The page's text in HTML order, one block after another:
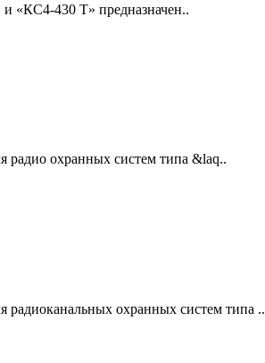
«КС4-430 Т» предназначен..
радио охранных систем типа &laq..
радиоканальных охранных систем типа ..